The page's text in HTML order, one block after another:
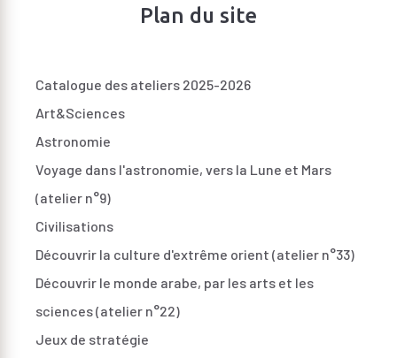
Plan du site
Catalogue des ateliers 2025-2026
Art&Sciences
Astronomie
Voyage dans l'astronomie, vers la Lune et Mars
(atelier n°9)
Civilisations
Découvrir la culture d'extrême orient (atelier n°33)
Découvrir le monde arabe, par les arts et les
sciences (atelier n°22)
Jeux de stratégie